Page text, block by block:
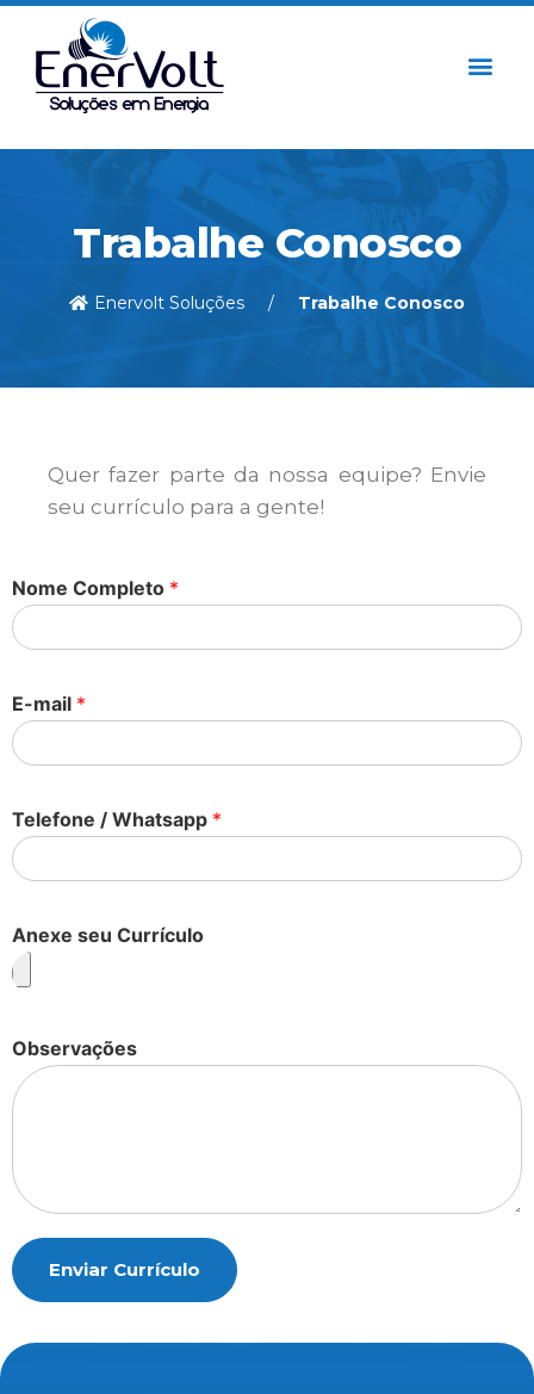
Trabalhe Conosco
Enervolt Soluções Trabalhe Conosco
Quer fazer parte da nossa equipe? Envie
seu currículo para a gente!
Nome Completo *
E-mail *
Telefone / Whatsapp *
Anexe seu Currículo
Observações
Enviar Currículo